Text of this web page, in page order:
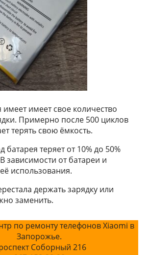
имеет свое количество
Примерно после 500 циклов
терять свою ёмкость.
батарея теряет от 10% до 50%
зависимости от батареи и
использования.
держать зарядку или
заменить.
по ремонту телефонов Xiaomi в
Запорожье.
Соборный 216